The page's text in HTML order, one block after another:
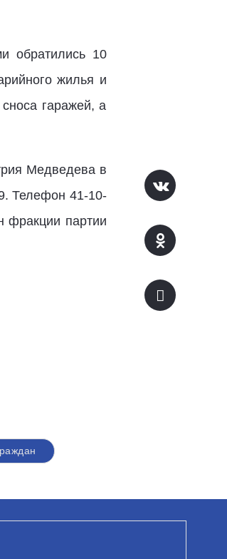
обратились 10
жилья и
гаражей, а
Медведева в
Телефон 41-10-
фракции партии